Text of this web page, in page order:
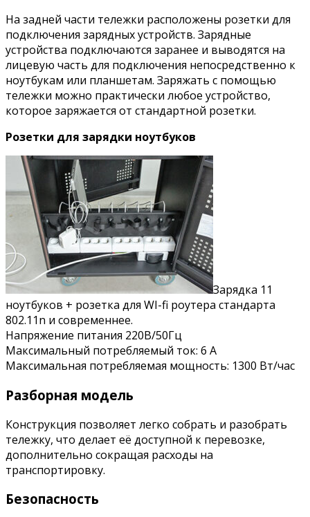
На задней части тележки расположены розетки для
подключения зарядных устройств. Зарядные
устройства подключаются заранее и выводятся на
лицевую часть для подключения непосредственно к
ноутбукам или планшетам. Заряжать с помощью
тележки можно практически любое устройство,
которое заряжается от стандартной розетки.
Розетки для зарядки ноутбуков
Зарядка 11
ноутбуков + розетка для WI-fi роутера стандарта
802.11n и современнее.
Напряжение питания 220В/50Гц
Максимальный потребляемый ток: 6 А
Максимальная потребляемая мощность: 1300 Вт/час
Разборная модель
Конструкция позволяет легко собрать и разобрать
тележку, что делает её доступной к перевозке,
дополнительно сокращая расходы на
транспортировку.
Безопасность